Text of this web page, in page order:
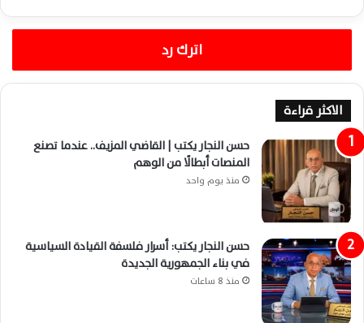
اترك رد
الاكثر قراءة
حسن النجار يكتب | القاضي المزيف.. عندما تصنع
المنصات أبطالًا من الوهم
منذ يوم واحد
حسن النجار يكتب: أسرار فلسفة القيادة السياسية
في بناء الجمهورية الجديدة
منذ 8 ساعات